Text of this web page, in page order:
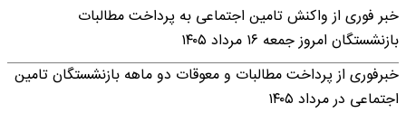
خبر فوری از واکنش تامین اجتماعی به پرداخت مطالبات
بازنشستگان امروز جمعه ۱۶ مرداد ۱۴۰۵
خبرفوری از پرداخت مطالبات و معوقات دو ماهه بازنشستگان تامین
اجتماعی در مرداد ۱۴۰۵